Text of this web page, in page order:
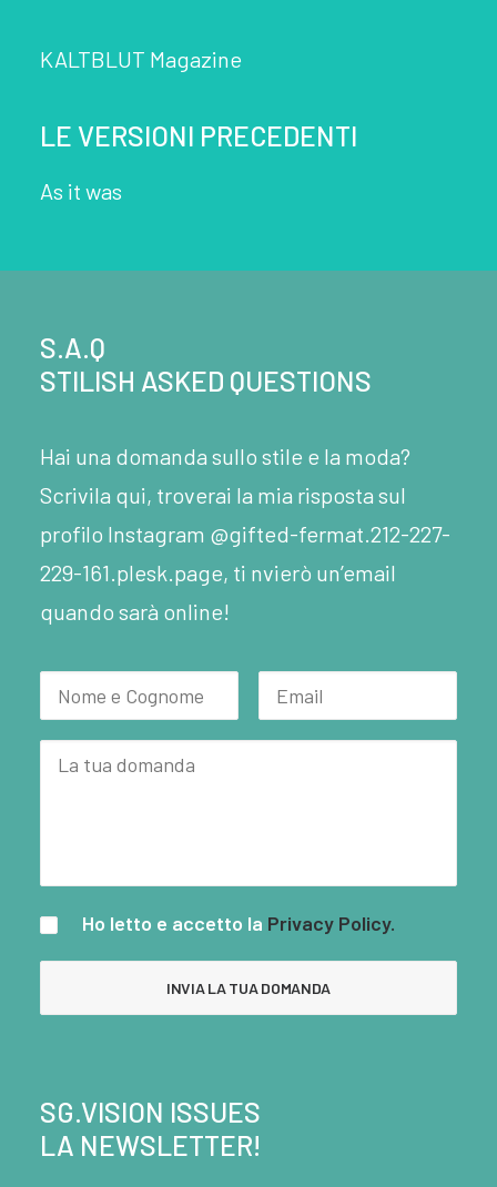
KALTBLUT Magazine
LE VERSIONI PRECEDENTI
As it was
S.A.Q
STILISH ASKED QUESTIONS
Hai una domanda sullo stile e la moda?
Scrivila qui, troverai la mia risposta sul
profilo Instagram @gifted-fermat.212-227-
229-161.plesk.page, ti nvierò un’email
quando sarà online!
Ho letto e accetto la Privacy Policy.
SG.VISION ISSUES
LA NEWSLETTER!